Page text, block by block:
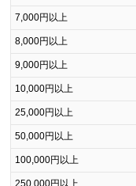
7,000円以上
8,000円以上
9,000円以上
10,000円以上
25,000円以上
50,000円以上
100,000円以上
250,000円以上